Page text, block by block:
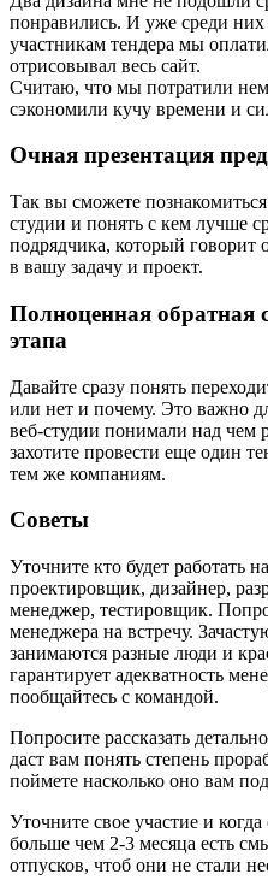
понравились. И уже среди
участникам тендера мы
отрисовывал весь сайт.
Считаю, что мы потратили
сэкономили кучу времени и
Очная презентация
Так вы сможете
студии и понять с кем лучше
подрядчика, который говорит
в вашу задачу и проект.
Полноценная обратная
этапа
Давайте сразу понять
или нет и почему. Это важно
веб-студии понимали над чем
захотите провести еще один
тем же компаниям.
Советы
Уточните кто будет работать
проектировщик, дизайнер,
менеджер, тестировщик.
менеджера на встречу.
занимаются разные люди и
гарантирует адекватность
пообщайтесь с командой.
Попросите рассказать
даст вам понять степень
поймете насколько оно вам
Уточните свое участие и
больше чем 2-3 месяца есть
отпусков, чтоб они не стали